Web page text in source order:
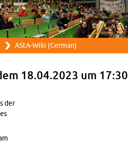
main content
AStA-Wiki (Ger­man)
18.04.2023 um 17:30
der